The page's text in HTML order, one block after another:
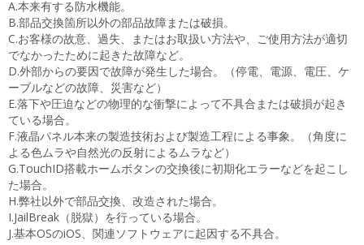
A.本来有する防水機能。
B.部品交換箇所以外の部品故障または破損。
C.お客様の故意、過失、またはお取扱い方法や、ご使用方法が適切
でなかったために起きた故障など。
D.外部からの要因で故障が発生した場合。（停電、電源、電圧、ケ
ーブルなどの故障、災害など）
E.落下や圧迫などの物理的な衝撃によって不具合または破損が起き
ている場合。
F.液晶パネル本来の製造技術および製造工程による事象。（角度に
よる色ムラや自然光の反射によるムラなど）
G.TouchID搭載ホームボタンの交換後に初期化エラーなどを起こし
た場合。
H.弊社以外で部品交換、改造された場合。
I.JailBreak（脱獄）を行っている場合。
J.基本OSのiOS、関連ソフトウェアに起因する不具合。